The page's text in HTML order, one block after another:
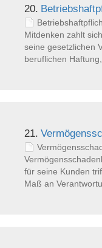
20.
Mitdenken zahlt
seine gesetzlichen
beruflichen
21.
für seine Kunden
Maß an